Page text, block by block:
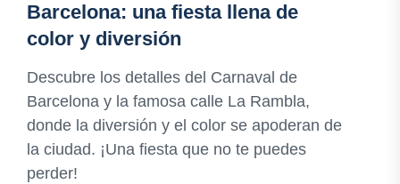
Barcelona: una fiesta llena de
color y diversión
Descubre los detalles del Carnaval de
Barcelona y la famosa calle La Rambla,
donde la diversión y el color se apoderan de
la ciudad. ¡Una fiesta que no te puedes
perder!